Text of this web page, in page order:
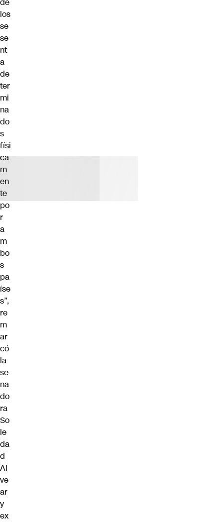
los
se
se
nt
a
de
ter
mi
na
do
s
físi
ca
m
en
te
po
r
a
m
bo
s
pa
íse
s”,
re
m
ar
có
la
se
na
do
ra
So
le
da
d
Al
ve
ar
y
ex